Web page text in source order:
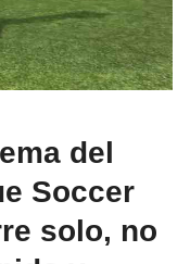
del
Soccer
solo, no